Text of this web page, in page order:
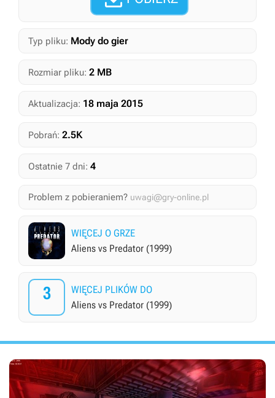
Typ pliku: Mody do gier
Rozmiar pliku: 2 MB
Aktualizacja: 18 maja 2015
Pobrań: 2.5K
Ostatnie 7 dni: 4
Problem z pobieraniem? uwagi@gry-online.pl
WIĘCEJ O GRZE
Aliens vs Predator (1999)
3
WIĘCEJ PLIKÓW DO
Aliens vs Predator (1999)